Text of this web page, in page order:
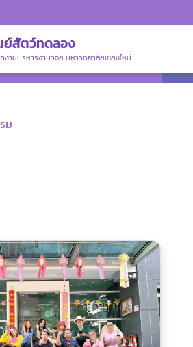
สัตว์ทดลอง
งานบริหารงานวิจัย มหาวิทยาลัยเชียงใหม่
ม